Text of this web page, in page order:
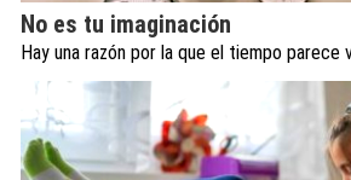
No es tu imaginación
Hay una razón por la que el tiempo parece